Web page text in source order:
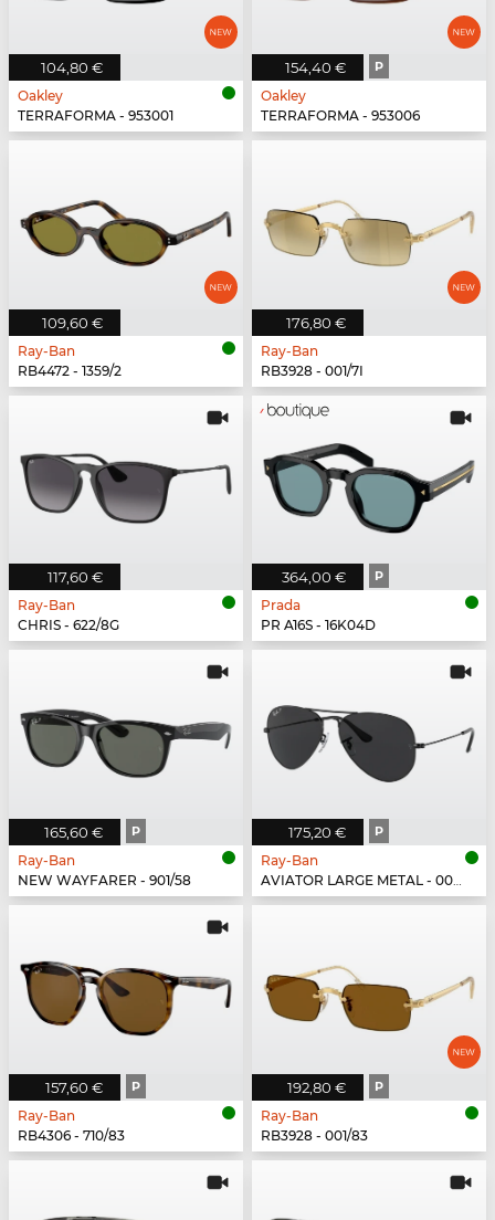
104,80 €
Oakley
TERRAFORMA - 953001
154,40 € P
Oakley
TERRAFORMA - 953006
109,60 €
Ray-Ban
RB4472 - 1359/2
176,80 €
Ray-Ban
RB3928 - 001/7I
117,60 €
Ray-Ban
CHRIS - 622/8G
364,00 € P
Prada
PR A16S - 16K04D
165,60 € P
Ray-Ban
NEW WAYFARER - 901/58
175,20 € P
Ray-Ban
AVIATOR LARGE METAL - 002/48
157,60 € P
Ray-Ban
RB4306 - 710/83
192,80 € P
Ray-Ban
RB3928 - 001/83